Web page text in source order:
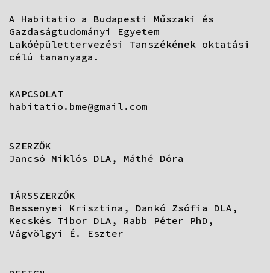
A Habitatio a Budapesti Műszaki és
Gazdaságtudományi Egyetem
Lakóépülettervezési Tanszékének oktatási
célú tananyaga.
KAPCSOLAT
habitatio.bme@gmail.com
SZERZŐK
Jancsó Miklós DLA, Máthé Dóra
TÁRSSZERZŐK
Bessenyei Krisztina, Dankó Zsófia DLA,
Kecskés Tibor DLA, Rabb Péter PhD,
Vágvölgyi É. Eszter